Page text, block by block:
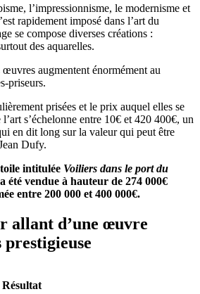
l’impressionnisme, le modernisme et
rapidement imposé dans l’art du
se compose diverses créations :
des aquarelles.
augmentent énormément au
priseurs.
prisées et le prix auquel elles se
s’échelonne entre 10€ et 420 400€, un
en dit long sur la valeur qui peut être
Dufy.
intitulée Voiliers dans le port du
été vendue à hauteur de 274 000€
entre 200 000 et 400 000€.
allant d’une œuvre
Résultat